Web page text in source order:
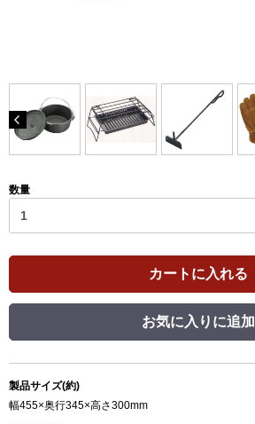
数量
カートに入れる
お気に入りに追加
製品サイズ(約)
幅455×奥行345×高さ300mm